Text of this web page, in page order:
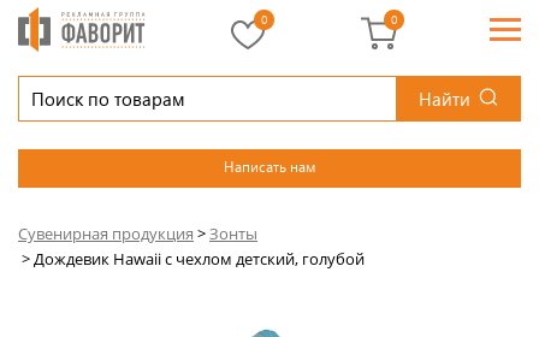
Найти
Написать нам
0 0
Сувенирная продукция >Зонты
>Дождевик Hawaii c чехлом детский, голубой